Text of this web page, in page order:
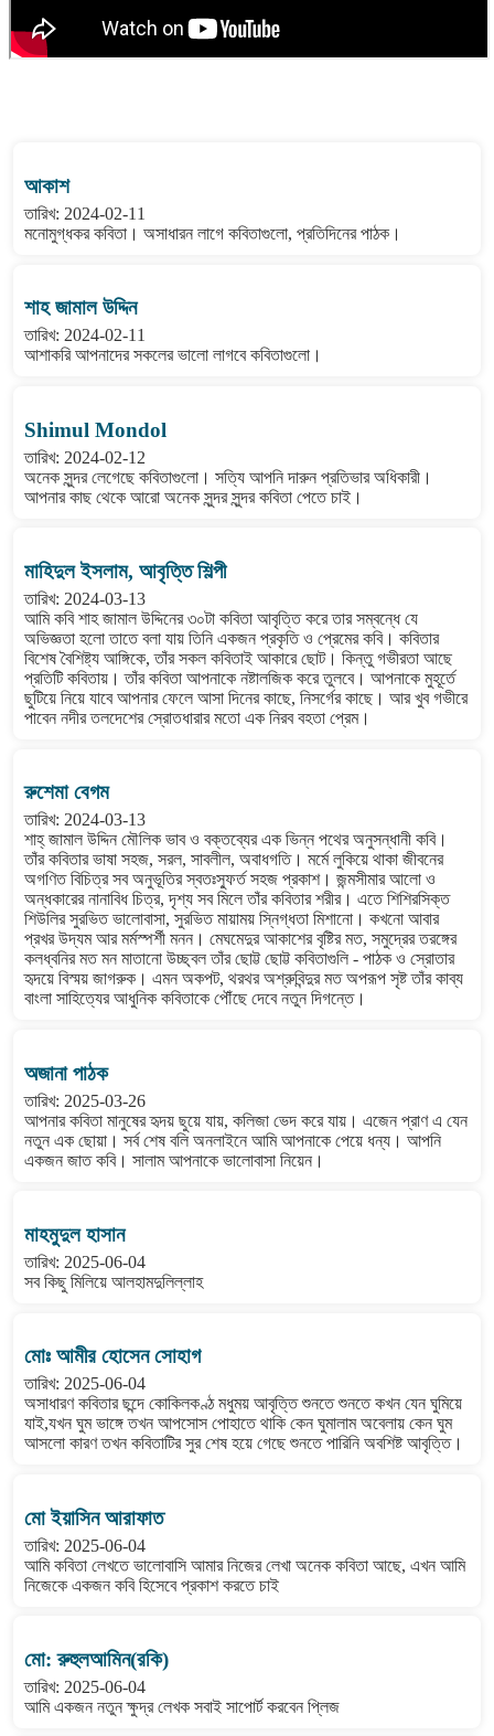
আকাশ
তারিখ: 2024-02-11
মনোমুগ্ধকর কবিতা। অসাধারন লাগে কবিতাগুলো, প্রতিদিনের পাঠক।
শাহ জামাল উদ্দিন
তারিখ: 2024-02-11
আশাকরি আপনাদের সকলের ভালো লাগবে কবিতাগুলো।
Shimul Mondol
তারিখ: 2024-02-12
অনেক সুন্দর লেগেছে কবিতাগুলো। সত্যি আপনি দারুন প্রতিভার অধিকারী।
আপনার কাছ থেকে আরো অনেক সুন্দর সুন্দর কবিতা পেতে চাই।
মাহিদুল ইসলাম, আবৃত্তি শিল্পী
তারিখ: 2024-03-13
আমি কবি শাহ জামাল উদ্দিনের ৩০টা কবিতা আবৃত্তি করে তার সম্বন্ধে যে
অভিজ্ঞতা হলো তাতে বলা যায় তিনি একজন প্রকৃতি ও প্রেমের কবি। কবিতার
বিশেষ বৈশিষ্ট্য আঙ্গিকে, তাঁর সকল কবিতাই আকারে ছোট। কিন্তু গভীরতা আছে
প্রতিটি কবিতায়। তাঁর কবিতা আপনাকে নষ্টালজিক করে তুলবে। আপনাকে মুহূর্তে
ছুটিয়ে নিয়ে যাবে আপনার ফেলে আসা দিনের কাছে, নিসর্গের কাছে। আর খুব গভীরে
পাবেন নদীর তলদেশের স্রোতধারার মতো এক নিরব বহতা প্রেম।
রুশেমা বেগম
তারিখ: 2024-03-13
শাহ্ জামাল উদ্দিন মৌলিক ভাব ও বক্তব্যের এক ভিন্ন পথের অনুসন্ধানী কবি।
তাঁর কবিতার ভাষা সহজ, সরল, সাবলীল, অবাধগতি। মর্মে লুকিয়ে থাকা জীবনের
অগণিত বিচিত্র সব অনুভূতির স্বতঃস্ফুর্ত সহজ প্রকাশ। জন্মসীমার আলো ও
অন্ধকারের নানাবিধ চিত্র, দৃশ্য সব মিলে তাঁর কবিতার শরীর। এতে শিশিরসিক্ত
শিউলির সুরভিত ভালোবাসা, সুরভিত মায়াময় স্নিগ্ধতা মিশানো। কখনো আবার
প্রখর উদ্যম আর মর্মস্পর্শী মনন। মেঘমেদুর আকাশের বৃষ্টির মত, সমুদ্রের তরঙ্গের
কলধ্বনির মত মন মাতানো উচ্ছ্বল তাঁর ছোট্ট ছোট্ট কবিতাগুলি - পাঠক ও স্রোতার
হৃদয়ে বিস্ময় জাগরুক। এমন অকপট, থরথর অশ্রুবিন্দুর মত অপরূপ সৃষ্ট তাঁর কাব্য
বাংলা সাহিত্যের আধুনিক কবিতাকে পৌঁছে দেবে নতুন দিগন্তে।
অজানা পাঠক
তারিখ: 2025-03-26
আপনার কবিতা মানুষের হৃদয় ছুয়ে যায়, কলিজা ভেদ করে যায়। এজেন প্রাণ এ যেন
নতুন এক ছোয়া। সর্ব শেষ বলি অনলাইনে আমি আপনাকে পেয়ে ধন্য। আপনি
একজন জাত কবি। সালাম আপনাকে ভালোবাসা নিয়েন।
মাহমুদুল হাসান
তারিখ: 2025-06-04
সব কিছু মিলিয়ে আলহামদুলিল্লাহ
মোঃ আমীর হোসেন সোহাগ
তারিখ: 2025-06-04
অসাধারণ কবিতার ছন্দে কোকিলকণ্ঠ মধুময় আবৃত্তি শুনতে শুনতে কখন যেন ঘুমিয়ে
যাই,যখন ঘুম ভাঙ্গে তখন আপসোস পোহাতে থাকি কেন ঘুমালাম অবেলায় কেন ঘুম
আসলো কারণ তখন কবিতাটির সুর শেষ হয়ে গেছে শুনতে পারিনি অবশিষ্ট আবৃত্তি।
মো ইয়াসিন আরাফাত
তারিখ: 2025-06-04
আমি কবিতা লেখতে ভালোবাসি আমার নিজের লেখা অনেক কবিতা আছে, এখন আমি
নিজেকে একজন কবি হিসেবে প্রকাশ করতে চাই
মো: রুহুলআমিন(রকি)
তারিখ: 2025-06-04
আমি একজন নতুন ক্ষুদ্র লেখক সবাই সাপোর্ট করবেন প্লিজ